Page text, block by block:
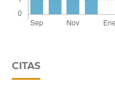
CITAS